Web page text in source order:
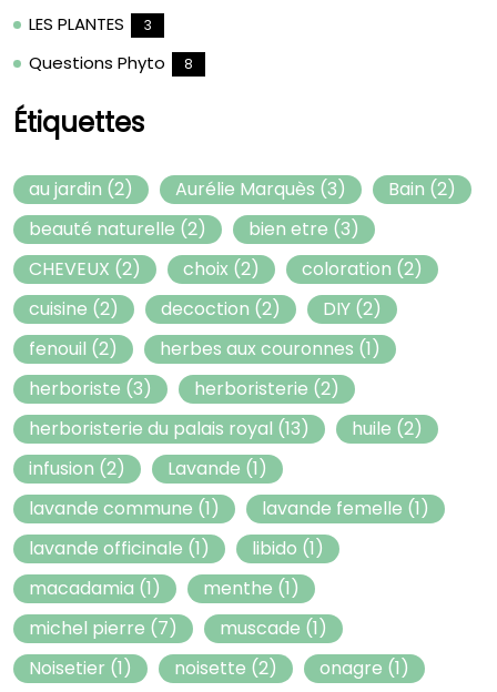
LES PLANTES 3
Questions Phyto 8
Étiquettes
au jardin (2) Aurélie Marquès (3) Bain (2)
beauté naturelle (2) bien etre (3)
CHEVEUX (2) choix (2) coloration (2)
cuisine (2) decoction (2) DIY (2)
fenouil (2) herbes aux couronnes (1)
herboriste (3) herboristerie (2)
herboristerie du palais royal (13) huile (2)
infusion (2) Lavande (1)
lavande commune (1) lavande femelle (1)
lavande officinale (1) libido (1)
macadamia (1) menthe (1)
michel pierre (7) muscade (1)
Noisetier (1) noisette (2) onagre (1)